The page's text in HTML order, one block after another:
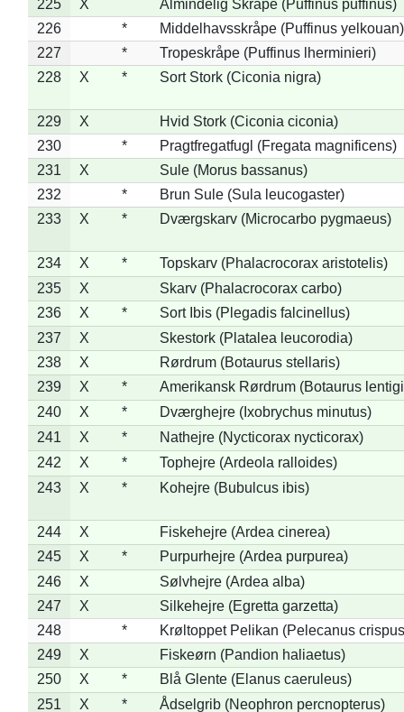
225 X
Almindelig Skråpe (Puffinus puffinus)
226
*
Middelhavsskråpe (Puffinus yelkouan)
227
*
Tropeskråpe (Puffinus lherminieri)
228
X * Sort Stork (Ciconia nigra)
229 X
Hvid Stork (Ciconia ciconia)
230
*
Pragtfregatfugl (Fregata magnificens)
231
X
Sule (Morus bassanus)
232
*
Brun Sule (Sula leucogaster)
233
X * Dværgskarv (Microcarbo pygmaeus)
234 X *
Topskarv (Phalacrocorax aristotelis)
235
X
Skarv (Phalacrocorax carbo)
236
X *
Sort Ibis (Plegadis falcinellus)
237
X
Skestork (Platalea leucorodia)
238
X
Rørdrum (Botaurus stellaris)
239
X *
Amerikansk Rørdrum (Botaurus
240
X *
Dværghejre (Ixobrychus minutus)
241
X *
Nathejre (Nycticorax nycticorax)
242
X *
Tophejre (Ardeola ralloides)
243
X * Kohejre (Bubulcus ibis)
244 X
Fiskehejre (Ardea cinerea)
245
X *
Purpurhejre (Ardea purpurea)
246
X
Sølvhejre (Ardea alba)
247
X
Silkehejre (Egretta garzetta)
248
*
Krøltoppet Pelikan (Pelecanus
249
X
Fiskeørn (Pandion haliaetus)
250
X *
Blå Glente (Elanus caeruleus)
251
X * Ådselgrib (Neophron percnopterus)